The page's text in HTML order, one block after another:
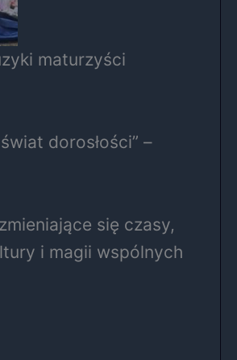
maturzyści
dorosłości” –
się czasy,
i magii wspólnych